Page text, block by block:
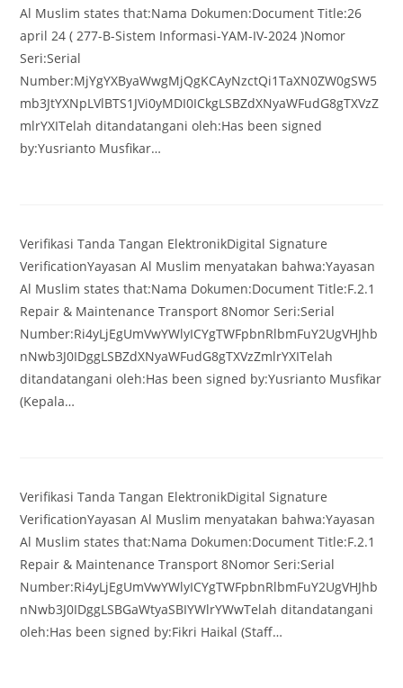
Al Muslim states that:Nama Dokumen:Document Title:26
april 24 ( 277-B-Sistem Informasi-YAM-IV-2024 )Nomor
Seri:Serial
Number:MjYgYXByaWwgMjQgKCAyNzctQi1TaXN0ZW0gSW5
mb3JtYXNpLVlBTS1JVi0yMDI0ICkgLSBZdXNyaWFudG8gTXVzZ
mlrYXITelah ditandatangani oleh:Has been signed
by:Yusrianto Musfikar…
Verifikasi Tanda Tangan ElektronikDigital Signature
VerificationYayasan Al Muslim menyatakan bahwa:Yayasan
Al Muslim states that:Nama Dokumen:Document Title:F.2.1
Repair & Maintenance Transport 8Nomor Seri:Serial
Number:Ri4yLjEgUmVwYWlyICYgTWFpbnRlbmFuY2UgVHJhb
nNwb3J0IDggLSBZdXNyaWFudG8gTXVzZmlrYXITelah
ditandatangani oleh:Has been signed by:Yusrianto Musfikar
(Kepala…
Verifikasi Tanda Tangan ElektronikDigital Signature
VerificationYayasan Al Muslim menyatakan bahwa:Yayasan
Al Muslim states that:Nama Dokumen:Document Title:F.2.1
Repair & Maintenance Transport 8Nomor Seri:Serial
Number:Ri4yLjEgUmVwYWlyICYgTWFpbnRlbmFuY2UgVHJhb
nNwb3J0IDggLSBGaWtyaSBIYWlrYWwTelah ditandatangani
oleh:Has been signed by:Fikri Haikal (Staff…